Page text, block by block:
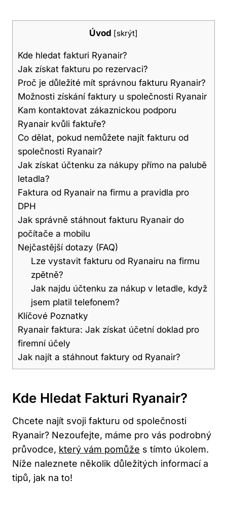
Úvod [skrýt]
Kde hledat fakturi Ryanair?
Jak získat fakturu po rezervaci?
Proč je důležité mít správnou fakturu Ryanair?
Možnosti získání faktury u společnosti Ryanair
Kam kontaktovat zákaznickou podporu
Ryanair kvůli faktuře?
Co dělat, pokud nemůžete najít fakturu od
společnosti Ryanair?
Jak získat účtenku za nákupy přímo na palubě
letadla?
Faktura od Ryanair na firmu a pravidla pro
DPH
Jak správně stáhnout fakturu Ryanair do
počítače a mobilu
Nejčastější dotazy (FAQ)
Lze vystavit fakturu od Ryanairu na firmu
zpětně?
Jak najdu účtenku za nákup v letadle, když
jsem platil telefonem?
Klíčové Poznatky
Ryanair faktura: Jak získat účetní doklad pro
firemní účely
Jak najít a stáhnout faktury od Ryanair?
Kde Hledat Fakturi Ryanair?
Chcete najít svoji fakturu od společnosti
Ryanair? Nezoufejte, máme pro vás podrobný
průvodce, který vám pomůže s tímto úkolem.
Níže naleznete několik důležitých informací a
tipů, jak na to!